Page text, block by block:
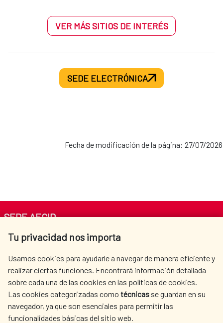
VER MÁS SITIOS DE INTERÉS
SEDE ELECTRÓNICA
Fecha de modificación de la página: 27/07/2026
Tu privacidad nos importa
Usamos cookies para ayudarle a navegar de manera eficiente y
realizar ciertas funciones. Encontrará información detallada
sobre cada una de las cookies en las políticas de cookies.
Las cookies categorizadas como técnicas se guardan en su
navegador, ya que son esenciales para permitir las
funcionalidades básicas del sitio web.
SEDE AECID
Av. Reyes Católicos 4 - 28040 Madrid
centro.informacion@aecid.es
LA AECID
DÓNDE COOPERAMOS
ACCIÓN HUMANITARIA
SALA DE PRENSA